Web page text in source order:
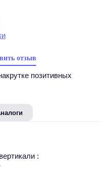
отзыв
позитивных
: